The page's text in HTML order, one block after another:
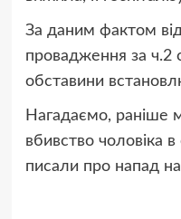
За даним фактом
провадження за ч.2
обставини
Нагадаємо, раніше
вбивство чоловіка
писали про напад на